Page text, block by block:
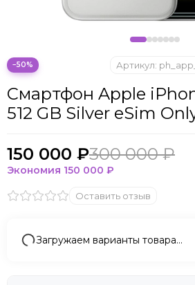
ONYX BOOX
Oukitel
Pico
POCO
Sony
Valve
Whoop
−50%
Смартфон Apple
512 GB Silver eSim
Артикул:
Оставить отзыв
150 000 ₽300 000 ₽
Экономия 150 000 ₽
Загружаем варианты товара…